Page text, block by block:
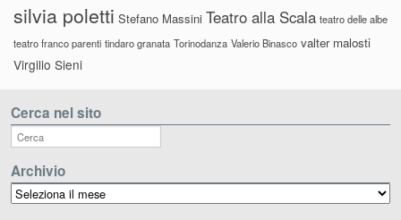
silvia poletti Stefano Massini Teatro alla Scala teatro delle albe
teatro franco parenti tindaro granata Torinodanza Valerio Binasco valter malosti
Virgilio Sieni
Cerca nel sito
Archivio
Archivio